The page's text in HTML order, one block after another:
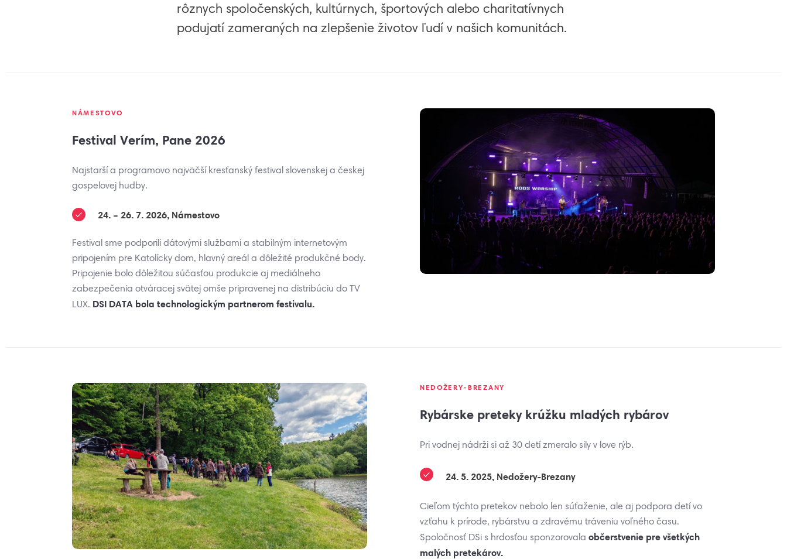
rôznych spoločenských, kultúrnych, športových alebo charitatívnych
podujatí zameraných na zlepšenie životov ľudí v našich komunitách.
NÁMESTOVO
Festival Verím, Pane 2026
Najstarší a programovo najväčší kresťanský festival slovenskej a českej
gospelovej hudby.
24. – 26. 7. 2026, Námestovo
Festival sme podporili dátovými službami a stabilným internetovým
pripojením pre Katolícky dom, hlavný areál a dôležité produkčné body.
Pripojenie bolo dôležitou súčasťou produkcie aj mediálneho
zabezpečenia otváracej svätej omše pripravenej na distribúciu do TV
LUX. DSI DATA bola technologickým partnerom festivalu.
NEDOŽERY-BREZANY
Rybárske preteky krúžku mladých rybárov
Pri vodnej nádrži si až 30 detí zmeralo sily v love rýb.
24. 5. 2025, Nedožery-Brezany
Cieľom týchto pretekov nebolo len súťaženie, ale aj podpora detí vo
vzťahu k prírode, rybárstvu a zdravému tráveniu voľného času.
Spoločnosť DSi s hrdosťou sponzorovala občerstvenie pre všetkých
malých pretekárov.